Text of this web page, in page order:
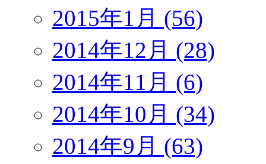
2015年1月 (56)
2014年12月 (28)
2014年11月 (6)
2014年10月 (34)
2014年9月 (63)